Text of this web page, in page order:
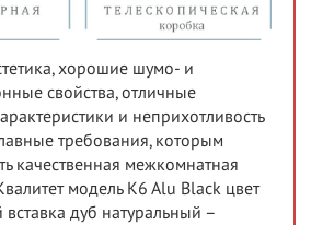
хорошие шумо- и
свойства, отличные
и неприхотливость
требования, которым
качественная межкомнатная
модель K6 Alu Black цвет
дуб натуральный –